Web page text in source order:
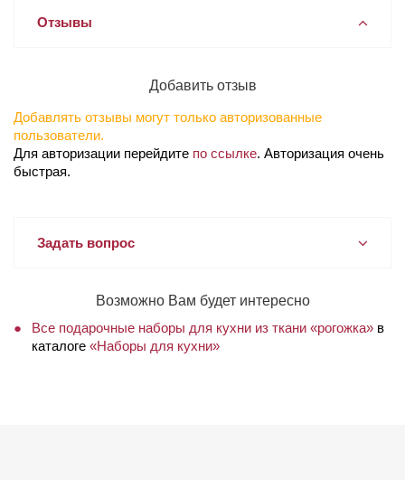
Отзывы
Добавить отзыв
Добавлять отзывы могут только авторизованные
пользователи.
Для авторизации перейдите по ссылке. Авторизация очень
быстрая.
Задать вопрос
Возможно Вам будет интересно
Все подарочные наборы для кухни из ткани «рогожка» в
каталоге «Наборы для кухни»